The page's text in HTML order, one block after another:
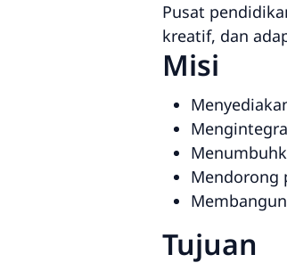
Pusat
kreatif, dan
Misi
Mendorong
Tujuan